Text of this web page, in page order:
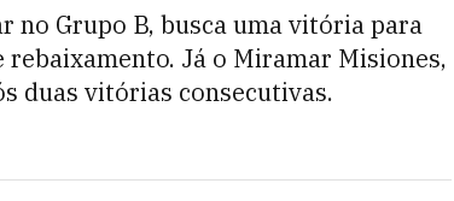
no Grupo B, busca uma vitória para
rebaixamento. Já o Miramar Misiones,
duas vitórias consecutivas.